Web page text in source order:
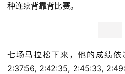
种连续背靠背比赛。
七场马拉松下来，他的成绩依
2:37:56, 2:42:35, 2:45:33,